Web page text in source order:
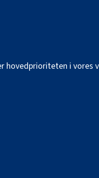
hovedprioriteten i vores